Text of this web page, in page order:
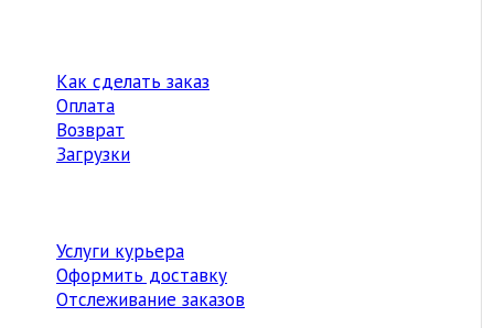
Как сделать заказ
Оплата
Возврат
Загрузки
Услуги курьера
Оформить доставку
Отслеживание заказов